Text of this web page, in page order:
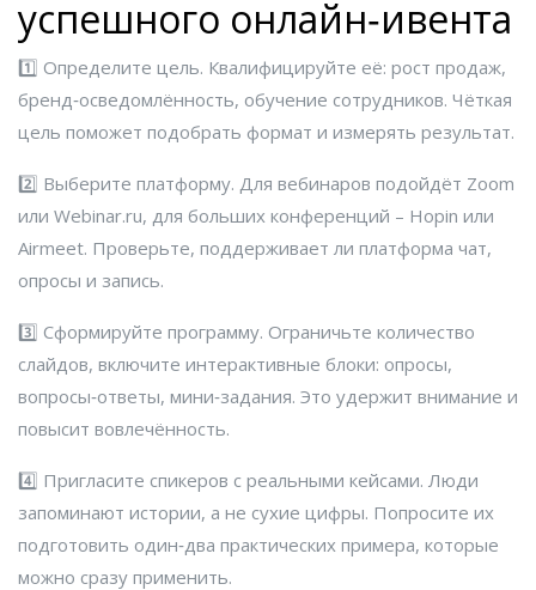
успешного онлайн‑ивента
1️⃣ Определите цель. Квалифицируйте её: рост продаж,
бренд‑осведомлённость, обучение сотрудников. Чёткая
цель поможет подобрать формат и измерять результат.
2️⃣ Выберите платформу. Для вебинаров подойдёт Zoom
или Webinar.ru, для больших конференций – Hopin или
Airmeet. Проверьте, поддерживает ли платформа чат,
опросы и запись.
3️⃣ Сформируйте программу. Ограничьте количество
слайдов, включите интерактивные блоки: опросы,
вопросы‑ответы, мини‑задания. Это удержит внимание и
повысит вовлечённость.
4️⃣ Пригласите спикеров с реальными кейсами. Люди
запоминают истории, а не сухие цифры. Попросите их
подготовить один‑два практических примера, которые
можно сразу применить.